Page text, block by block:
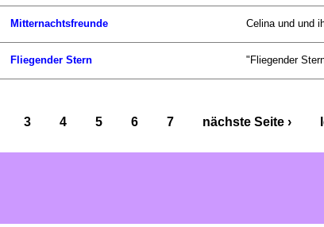
Mitternachtsfreunde Celina und und
Fliegender Stern "Fliegender
3 4 5 6 7 nächste Seite ›